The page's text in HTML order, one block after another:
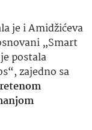
je i Amidžićeva
„Smart
postala
zajedno sa